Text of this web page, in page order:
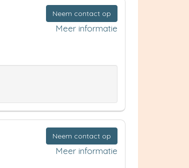
Neem contact op
Meer informatie
Neem contact op
Meer informatie